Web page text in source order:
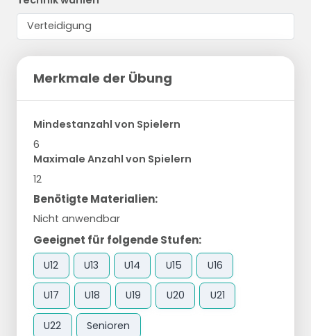
Merkmale der Übung
Mindestanzahl von Spielern
6
Maximale Anzahl von Spielern
12
Benötigte Materialien:
Nicht anwendbar
Geeignet für folgende Stufen:
U12 U13 U14 U15 U16
U17 U18 U19 U20 U21
U22 Senioren